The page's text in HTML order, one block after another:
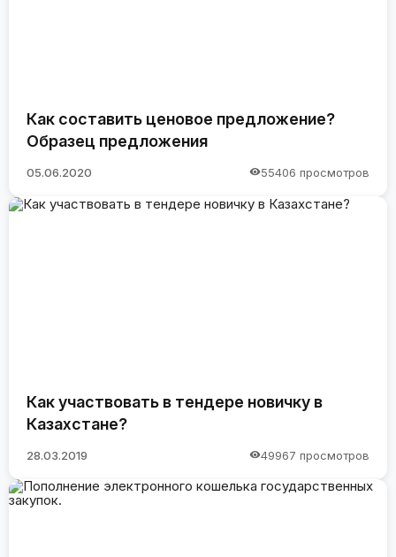
Как составить ценовое предложение?
Образец предложения
05.06.2020 55406 просмотров
Как участвовать в тендере новичку в
Казахстане?
28.03.2019 49967 просмотров